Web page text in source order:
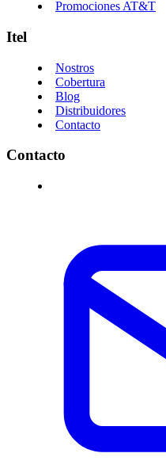
Promociones AT&T
Itel
Nostros
Cobertura
Blog
Distribuidores
Contacto
Contacto